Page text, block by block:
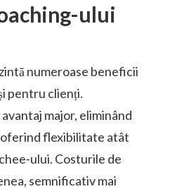
ului
numeroase beneficii
pentru clienți.
major, eliminând
flexibilitate atât
ului. Costurile de
semnificativ mai